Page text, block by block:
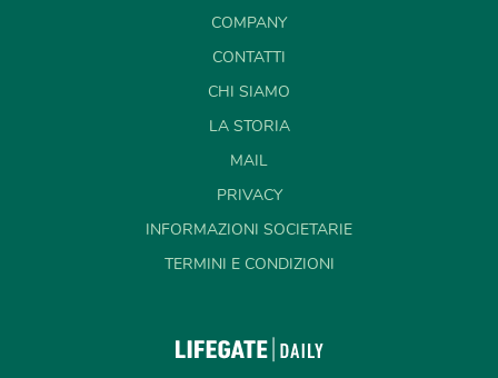
COMPANY
CONTATTI
CHI SIAMO
LA STORIA
MAIL
PRIVACY
INFORMAZIONI SOCIETARIE
TERMINI E CONDIZIONI